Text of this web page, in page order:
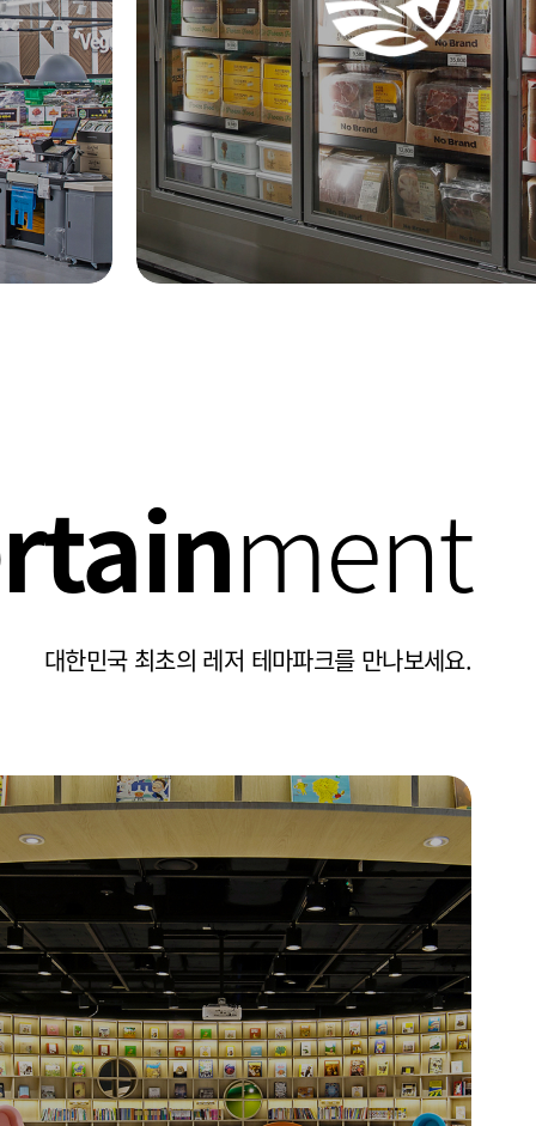
10:00 - 22:00
02-6386-1179
ment
대한민국 최초의 레저 테마파크를 만나보세요.